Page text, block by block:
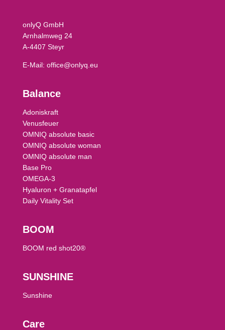
onlyQ GmbH
Arnhalmweg 24
A-4407 Steyr
E-Mail: office@onlyq.eu
Balance
Adoniskraft
Venusfeuer
OMNIQ absolute basic
OMNIQ absolute woman
OMNIQ absolute man
Base Pro
OMEGA-3
Hyaluron + Granatapfel
Daily Vitality Set
BOOM
BOOM red shot20®
SUNSHINE
Sunshine
Care